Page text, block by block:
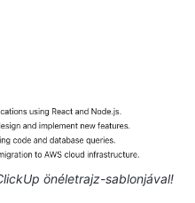
önéletrajz-sablonjával!